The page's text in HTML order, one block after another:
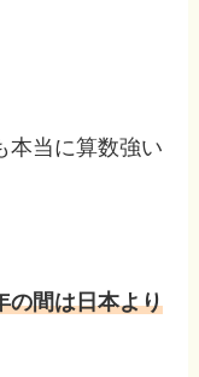
本当に算数強い
の間は日本より